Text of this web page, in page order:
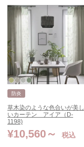
防炎
草木染のような色合いが美し
いカーテン アイア（D-
1198)
¥10,560 税込